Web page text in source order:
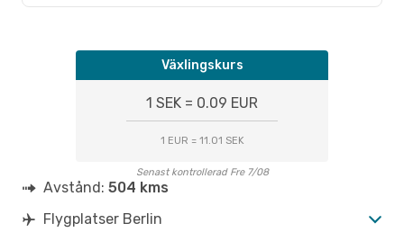
- BER
Växlingskurs
1 SEK = 0.09 EUR
1 EUR = 11.01 SEK
Senast kontrollerad Fre 7/08
Avstånd: 504 kms
Flygplatser Berlin